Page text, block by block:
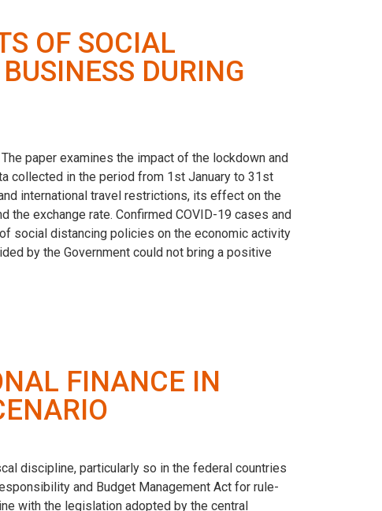
OF SOCIAL
DURING
paper examines the impact of the lockdown and
collected in the period from 1st January to 31st
international travel restrictions, its effect on the
the exchange rate. Confirmed COVID-19 cases and
social distancing policies on the economic activity
by the Government could not bring a positive
FINANCE IN
discipline, particularly so in the federal countries
and Budget Management Act for rule-
with the legislation adopted by the central